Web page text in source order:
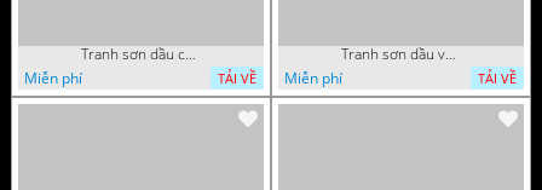
Tranh sơn dầu chú nai trong vườn hoa decor tường in uv
Miễn phí
TẢI VỀ
Tranh sơn dầu vườn hoa bên dòng sông decor tường
Miễn phí
TẢI VỀ